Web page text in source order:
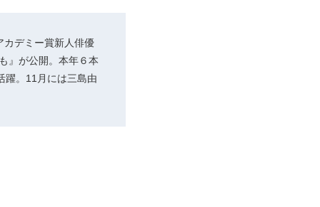
カデミー賞新人俳優
』が公開。本年６本
躍。11月には三島由